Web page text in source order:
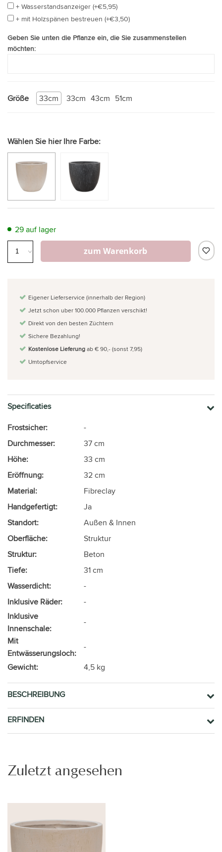
+ Wasserstandsanzeiger (+€5,95)
+ mit Holzspänen bestreuen (+€3,50)
Geben Sie unten die Pflanze ein, die Sie zusammenstellen
möchten:
Größe 33cm 43cm
33cm 51cm
Wählen Sie hier Ihre Farbe:
29 auf lager
zum Warenkorb
Eigener Lieferservice (innerhalb der Region)
Jetzt schon uber 100.000 Pflanzen verschikt!
Direkt von den besten Züchtern
Sichere Bezahlung!
Kostenlose Lieferungab € 90,- (sonst 7,95)
Umtopfservice
Specificaties
Frostsicher:
-
Durchmesser:
37 cm
Höhe:
33 cm
Eröffnung:
32 cm
Material:
Fibreclay
Handgefertigt:
Ja
Standort:
Außen & Innen
Oberfläche:
Struktur
Struktur:
Beton
Tiefe:
31 cm
Wasserdicht:
-
Inklusive Räder:
-
Inklusive
Innenschale:
-
Mit
Entwässerungsloch:
-
Gewicht:
4,5 kg
BESCHREIBUNG
ERFINDEN
Zuletzt angesehen